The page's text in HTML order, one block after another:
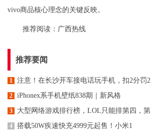
vivo商品核心理念的关键反映。
推荐阅读： 广西热线
推荐要闻
1 注意！在长沙开车接电话玩手机，扣2分罚2
2 iPhonex系手机壁纸838期｜新风格
3 大型网络游戏排行榜，LOL只能排第四，第
4 搭载50W疾速快充4999元起售！小米1